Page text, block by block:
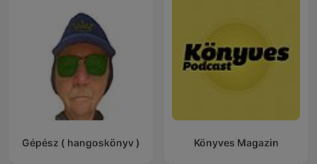
Gépész ( hangoskönyv ) Könyves Magazin